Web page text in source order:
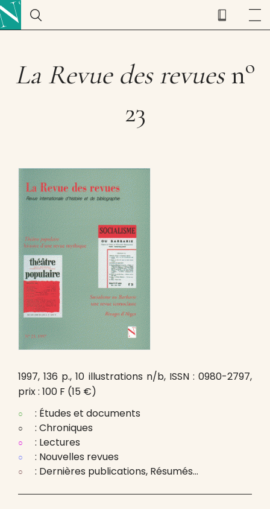
La Revue des revuesno
23
1997, 136 p., 10 illustrations n/b, ISSN : 0980-2797,
prix : 100 F (15 €)
: Études et documents
: Chroniques
: Lectures
: Nouvelles revues
: Dernières publications, Résumés…